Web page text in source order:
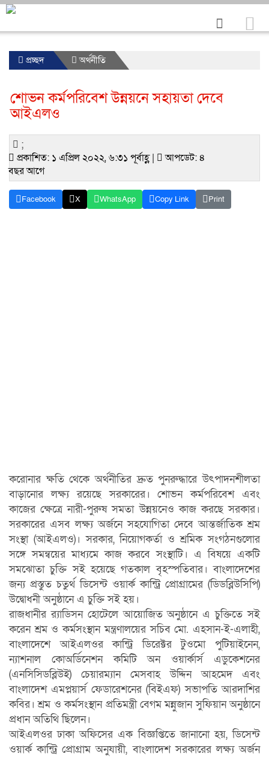
প্রচ্ছদ অর্থনীতি
শোভন কর্মপরিবেশ উন্নয়নে সহায়তা দেবে
আইএলও
;
প্রকাশিত: ১ এপ্রিল ২০২২, ৬:৩১ পূর্বাহ্ণ |
আপডেট: ৪
বছর আগে
Facebook X WhatsApp Copy Link Print
করোনার ক্ষতি থেকে অর্থনীতির দ্রুত পুনরুদ্ধারে উৎপাদনশীলতা
বাড়ানোর লক্ষ্য রয়েছে সরকারের। শোভন কর্মপরিবেশ এবং
কাজের ক্ষেত্রে নারী-পুরুষ সমতা উন্নয়নেও কাজ করছে সরকার।
সরকারের এসব লক্ষ্য অর্জনে সহযোগিতা দেবে আন্তর্জাতিক শ্রম
সংস্থা (আইএলও)। সরকার, নিয়োগকর্তা ও শ্রমিক সংগঠনগুলোর
সঙ্গে সমন্বয়ের মাধ্যমে কাজ করবে সংস্থাটি। এ বিষয়ে একটি
সমঝোতা চুক্তি সই হয়েছে গতকাল বৃহস্পতিবার। বাংলাদেশের
জন্য প্রস্তুত চতুর্থ ডিসেন্ট ওয়ার্ক কান্ট্রি প্রোগ্রামের (ডিডব্লিউসিপি)
উদ্বোধনী অনুষ্ঠানে এ চুক্তি সই হয়।
রাজধানীর র‌্যাডিসন হোটেলে আয়োজিত অনুষ্ঠানে এ চুক্তিতে সই
করেন শ্রম ও কর্মসংস্থান মন্ত্রণালয়ের সচিব মো. এহসান-ই-এলাহী,
বাংলাদেশে আইএলওর কান্ট্রি ডিরেক্টর টুওমো পুটিয়াইনেন,
ন্যাশনাল কোঅর্ডিনেশন কমিটি অন ওয়ার্কার্স এডুকেশনের
(এনসিসিডব্লিউই) চেয়ারম্যান মেসবাহ উদ্দিন আহমেদ এবং
বাংলাদেশ এমপ্লয়ার্স ফেডারেশনের (বিইএফ) সভাপতি আরদাশির
কবির। শ্রম ও কর্মসংস্থান প্রতিমন্ত্রী বেগম মন্নুজান সুফিয়ান অনুষ্ঠানে
প্রধান অতিথি ছিলেন।
আইএলওর ঢাকা অফিসের এক বিজ্ঞপ্তিতে জানানো হয়, ডিসেন্ট
ওয়ার্ক কান্ট্রি প্রোগ্রাম অনুযায়ী, বাংলাদেশ সরকারের লক্ষ্য অর্জন